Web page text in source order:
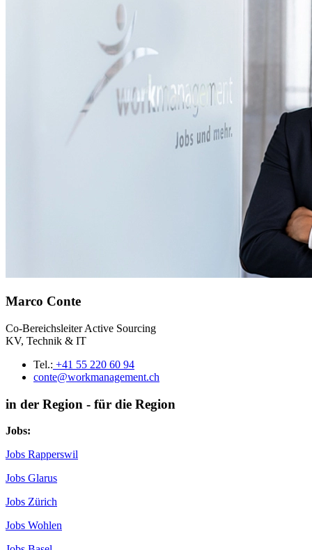
Marco Conte
Co-Bereichsleiter Active Sourcing
KV, Technik & IT
Tel.: +41 55 220 60 94
conte@workmanagement.ch
in der Region - für die Region
Jobs:
Jobs Rapperswil
Jobs Glarus
Jobs Zürich
Jobs Wohlen